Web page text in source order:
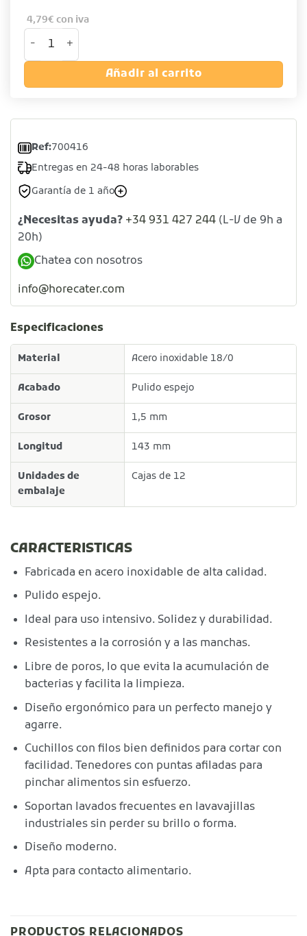
4,79€ con iva
Tenedor lunch. Modelo SOL cantidad
Añadir al carrito
Ref:700416
Entregas en 24-48 horas laborables
Garantía de 1 año
¿Necesitas ayuda? +34 931 427 244 (L-V de 9h a
20h)
Chatea con nosotros
info@horecater.com
Especificaciones
Material Acero inoxidable 18/0
Acabado Pulido espejo
Grosor 1,5 mm
Longitud 143 mm
Unidades de
embalaje
Cajas de 12
CARACTERISTICAS
Fabricada en acero inoxidable de alta calidad.
Pulido espejo.
Ideal para uso intensivo. Solidez y durabilidad.
Resistentes a la corrosión y a las manchas.
Libre de poros, lo que evita la acumulación de
bacterias y facilita la limpieza.
Diseño ergonómico para un perfecto manejo y
agarre.
Cuchillos con filos bien definidos para cortar con
facilidad. Tenedores con puntas afiladas para
pinchar alimentos sin esfuerzo.
Soportan lavados frecuentes en lavavajillas
industriales sin perder su brillo o forma.
Diseño moderno.
Apta para contacto alimentario.
PRODUCTOS RELACIONADOS